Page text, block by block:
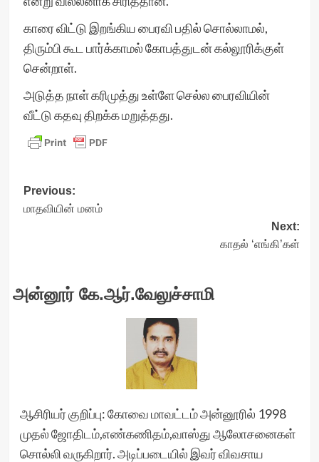
காரை விட்டு இறங்கிய பைரவி பதில் சொல்லாமல்,
திரும்பி கூட பார்க்காமல் கோபத்துடன் கல்லூரிக்குள்
சென்றாள்.
அடுத்த நாள் கரிமுத்து உள்ளே செல்ல பைரவியின்
வீட்டு கதவு திறக்க மறுத்தது.
Post
navigation
Previous:
மாதவியின் மனம்
Next:
காதல் ‘எங்கி’கள்
அன்னூர் கே.ஆர்.வேலுச்சாமி
ஆசிரியர் குறிப்பு: கோவை மாவட்டம் அன்னூரில் 1998
முதல் ஜோதிடம்,எண்கணிதம்,வாஸ்து ஆலோசனைகள்
சொல்லி வருகிறார். அடிப்படையில் இவர் விவசாய